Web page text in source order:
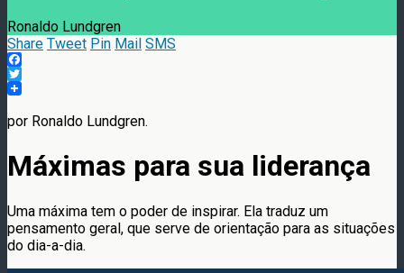
Ronaldo Lundgren
Share Tweet Pin Mail SMS
Facebook
Twitter
por Ronaldo Lundgren.
Máximas para sua liderança
Uma máxima tem o poder de inspirar. Ela traduz um
pensamento geral, que serve de orientação para as situações
do dia-a-dia.